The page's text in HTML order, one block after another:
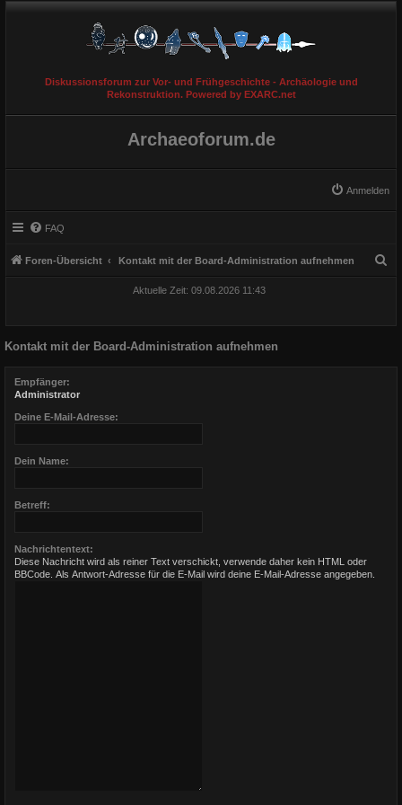
Diskussionsforum zur Vor- und Frühgeschichte - Archäologie und
Rekonstruktion. Powered by EXARC.net
Archaeoforum.de
Anmelden
FAQ
Foren-Übersicht Kontakt mit der Board-Administration aufnehmen
Aktuelle Zeit: 09.08.2026 11:43
Kontakt mit der Board-Administration aufnehmen
Empfänger:
Administrator
Deine E-Mail-Adresse:
Dein Name:
Betreff:
Nachrichtentext:
Diese Nachricht wird als reiner Text verschickt, verwende daher kein HTML oder
BBCode. Als Antwort-Adresse für die E-Mail wird deine E-Mail-Adresse angegeben.